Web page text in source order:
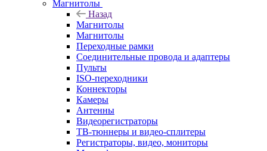
Магнитолы
Назад
Магнитолы
Магнитолы
Переходные рамки
Соединительные провода и адаптеры
Пульты
ISO-переходники
Коннекторы
Камеры
Антенны
Видеорегистраторы
ТВ-тюннеры и видео-сплитеры
Регистраторы, видео, мониторы